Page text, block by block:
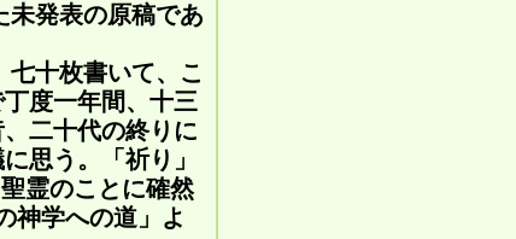
未発表の原稿であ
七十枚書いて、こ
度一年間、十三
二十代の終りに
思う。「祈り」
霊のことに確然
神学への道」よ